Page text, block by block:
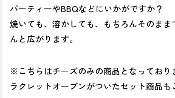
パーティーやBBQなどにいかがですか？
焼いても、溶かしても、もちろんそのま
んと広がります。
※こちらはチーズのみの商品となっており
ラクレットオーブンがついたセット商品も